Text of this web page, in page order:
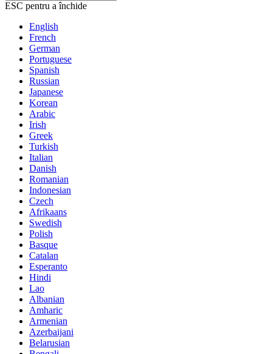
ESC pentru a închide
English
French
German
Portuguese
Spanish
Russian
Japanese
Korean
Arabic
Irish
Greek
Turkish
Italian
Danish
Romanian
Indonesian
Czech
Afrikaans
Swedish
Polish
Basque
Catalan
Esperanto
Hindi
Lao
Albanian
Amharic
Armenian
Azerbaijani
Belarusian